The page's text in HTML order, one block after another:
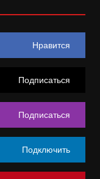
Нравится
Подписаться
Подписаться
Подключить